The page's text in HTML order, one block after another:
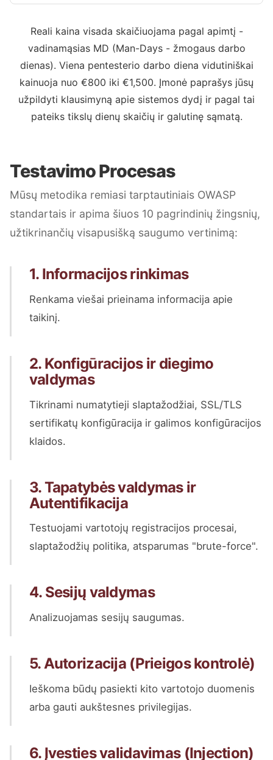
Reali kaina visada skaičiuojama pagal apimtį -
vadinamąsias MD (Man-Days - žmogaus darbo
dienas). Viena pentesterio darbo diena vidutiniškai
kainuoja nuo €800 iki €1,500. Įmonė paprašys jūsų
užpildyti klausimyną apie sistemos dydį ir pagal tai
pateiks tikslų dienų skaičių ir galutinę sąmatą.
Testavimo Procesas
Mūsų metodika remiasi tarptautiniais OWASP
standartais ir apima šiuos 10 pagrindinių žingsnių,
užtikrinančių visapusišką saugumo vertinimą:
1. Informacijos rinkimas
Renkama viešai prieinama informacija apie
taikinį.
2. Konfigūracijos ir diegimo
valdymas
Tikrinami numatytieji slaptažodžiai, SSL/TLS
sertifikatų konfigūracija ir galimos konfigūracijos
klaidos.
3. Tapatybės valdymas ir
Autentifikacija
Testuojami vartotojų registracijos procesai,
slaptažodžių politika, atsparumas "brute-force".
4. Sesijų valdymas
Analizuojamas sesijų saugumas.
5. Autorizacija (Prieigos kontrolė)
Ieškoma būdų pasiekti kito vartotojo duomenis
arba gauti aukštesnes privilegijas.
6. Įvesties validavimas (Injection)